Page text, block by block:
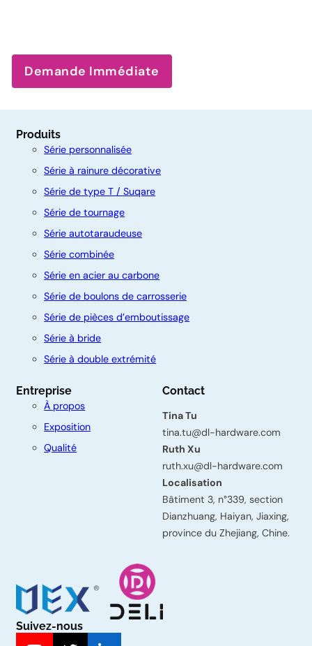
Demande Immédiate
Produits
Série personnalisée
Série à rainure décorative
Série de type T / Suqare
Série de tournage
Série autotaraudeuse
Série combinée
Série en acier au carbone
Série de boulons de carrosserie
Série de pièces d’emboutissage
Série à bride
Série à double extrémité
Entreprise
À propos
Exposition
Qualité
Contact
Tina Tu
tina.tu@dl-hardware.com
Ruth Xu
ruth.xu@dl-hardware.com
Localisation
Bâtiment 3, n°339, section
Dianzhuang, Haiyan, Jiaxing,
province du Zhejiang, Chine.
Suivez-nous